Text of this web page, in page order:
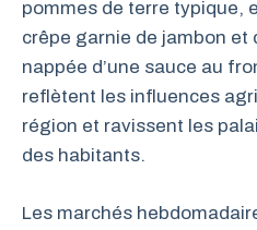
pommes de terre typique,
crêpe garnie de jambon et
nappée d’une sauce au
reflètent les influences
région et ravissent les
des habitants.
Les marchés